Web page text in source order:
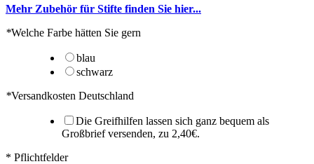
Mehr Zubehör für Stifte finden Sie hier...
*Welche Farbe hätten Sie gern
blau
schwarz
*Versandkosten Deutschland
Die Greifhilfen lassen sich ganz bequem als
Großbrief versenden, zu 2,40€.
* Pflichtfelder